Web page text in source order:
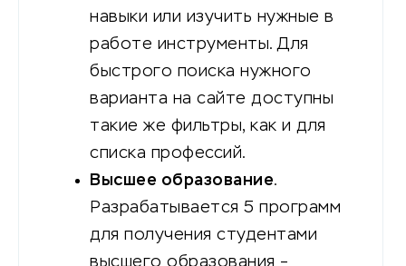
навыки или изучить нужные в
работе инструменты. Для
быстрого поиска нужного
варианта на сайте доступны
такие же фильтры, как и для
списка профессий.
Высшее образование.
Разрабатывается 5 программ
для получения студентами